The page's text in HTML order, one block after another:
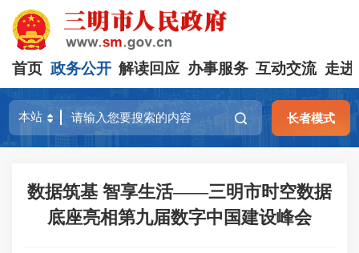
首页 政务公开 解读回应 办事服务 互动交流 走进
长者模式
数据筑基 智享生活——三明市时空数据
底座亮相第九届数字中国建设峰会